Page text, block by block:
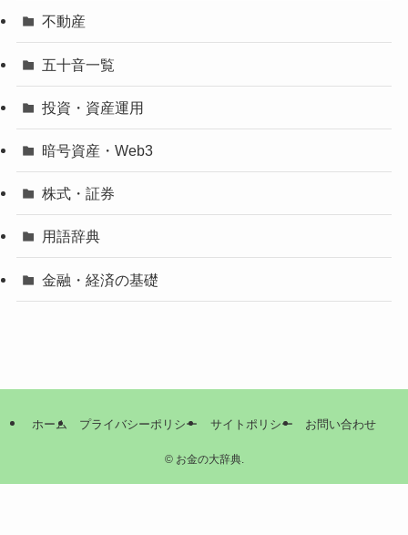
不動産
五十音一覧
投資・資産運用
暗号資産・Web3
株式・証券
用語辞典
金融・経済の基礎
ホーム プライバシーポリシー サイトポリシー お問い合わせ
©お金の大辞典.